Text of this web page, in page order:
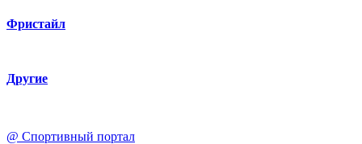
Фристайл
Другие
@ Спортивный портал